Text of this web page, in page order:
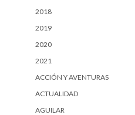
2018
2019
2020
2021
ACCIÓN Y AVENTURAS
ACTUALIDAD
AGUILAR